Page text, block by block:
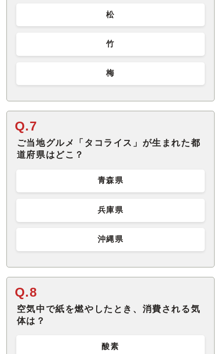
松
竹
梅
Q.7
ご当地グルメ「タコライス」が生まれた都
道府県はどこ？
青森県
兵庫県
沖縄県
Q.8
空気中で紙を燃やしたとき、消費される気
体は？
酸素